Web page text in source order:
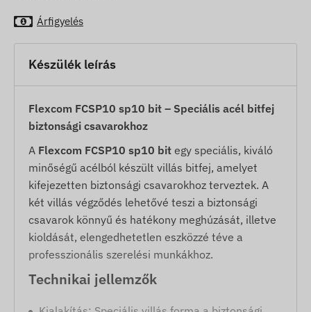
Árfigyelés
Készülék leírás
Flexcom FCSP10 sp10 bit – Speciális acél bitfej
biztonsági csavarokhoz
A Flexcom FCSP10 sp10 bit egy speciális, kiváló
minőségű acélból készült villás bitfej, amelyet
kifejezetten biztonsági csavarokhoz terveztek. A
két villás végződés lehetővé teszi a biztonsági
csavarok könnyű és hatékony meghúzását, illetve
kioldását, elengedhetetlen eszközzé téve a
professzionális szerelési munkákhoz.
Technikai jellemzők